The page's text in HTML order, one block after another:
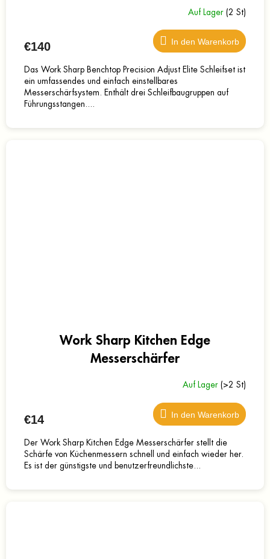
Auf Lager (2 St)
€140 In den Warenkorb
Das Work Sharp Benchtop Precision Adjust Elite Schleifset ist
ein umfassendes und einfach einstellbares
Messerschärfsystem. Enthält drei Schleifbaugruppen auf
Führungsstangen....
Work Sharp Kitchen Edge
Messerschärfer
Auf Lager (>2 St)
€14 In den Warenkorb
Der Work Sharp Kitchen Edge Messerschärfer stellt die
Schärfe von Küchenmessern schnell und einfach wieder her.
Es ist der günstigste und benutzerfreundlichste...